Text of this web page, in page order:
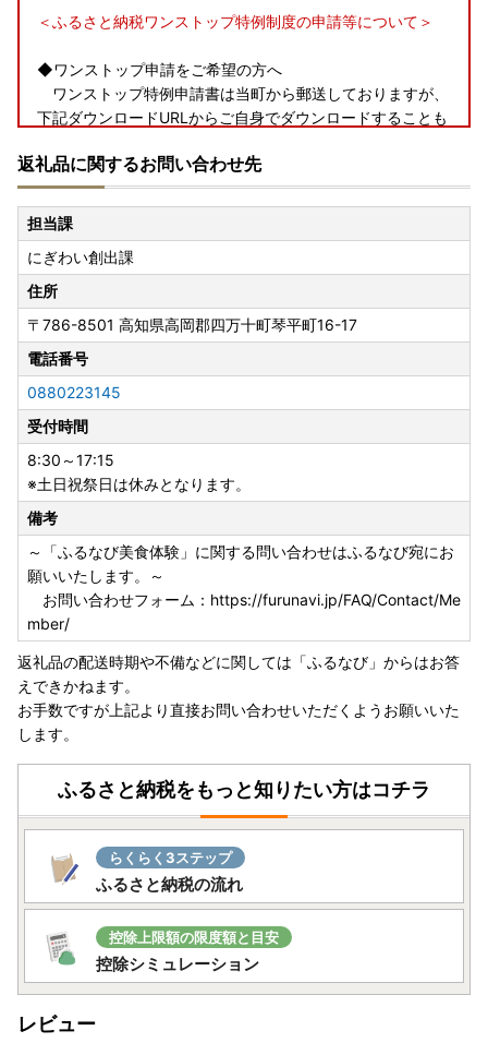
＜ふるさと納税ワンストップ特例制度の申請等について＞
◆ワンストップ申請をご希望の方へ
ワンストップ特例申請書は当町から郵送しておりますが、
下記ダウンロードURLからご自身でダウンロードすることも
◆申請書類
【ワンストップ特例申請書ダウンロードURL】
直接クリックするとふるなびトップページに遷移するた
め、下記のＵＲＬをコピーして新しいタブで開いてくださ
い。
ふるまど：https://furusato-madoguchi.jp/service/koc
hi-shimanto/
上記URLにてワンストップ特例申請書をダウンロードする
ことができます。
基本的に決済完了の翌日正午以降でダウンロードすること
が可能です。
ただし、土日祝日の決済完了の場合は翌平日正午以降とな
ります。
◆申請期限
ワンストップ特例申請書の提出期限は、寄附をされた翌年
の1月10日必着となりますのでご注意ください。
◆ワンストップ特例申請書送付先
〒４００－０８６４
山梨県甲府市湯田２丁目12-18
四万十町ふるさと納税ワンストップ受付センター
※四万十町ではワンストップ受付業務を外部委託しており
ます。
◆年末年始のお問合せに関して
四万十町役場は12月29日～１月３日の間は閉庁します。
役所への電話・メールのお問い合わせにつきましては、ご
対応いたしかねますのでご了承ください。
◆配送に関して
なる場合がございます。
返礼品に関するお問い合わせ先
担当課
にぎわい創出課
住所
〒786-8501 高知県高岡郡四万十町琴平町16-17
電話番号
0880223145
受付時間
8:30～17:15
※土日祝祭日は休みとなります。
備考
～「ふるなび美食体験」に関する問い合わせはふるなび宛にお
願いいたします。～
お問い合わせフォーム：https://furunavi.jp/FAQ/Contact/Me
mber/
返礼品の配送時期や不備などに関しては「ふるなび」からはお答
えできかねます。
お手数ですが上記より直接お問い合わせいただくようお願いいた
します。
ふるさと納税をもっと知りたい方はコチラ
らくらく3ステップ
ふるさと納税の流れ
控除上限額の限度額と目安
控除シミュレーション
レビュー